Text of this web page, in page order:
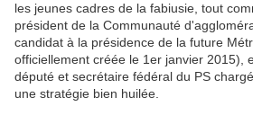
les jeunes cadres de la fabiusie, tout
président de la Communauté
candidat à la présidence de la future
officiellement créée le 1er janvier 2015),
député et secrétaire fédéral du PS
une stratégie bien huilée.